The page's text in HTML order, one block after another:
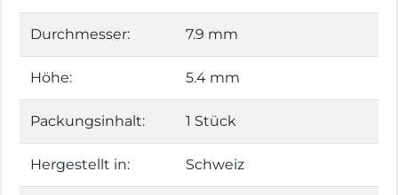
Durchmesser: 7.9 mm
Höhe: 5.4 mm
Packungsinhalt: 1 Stück
Hergestellt in: Schweiz